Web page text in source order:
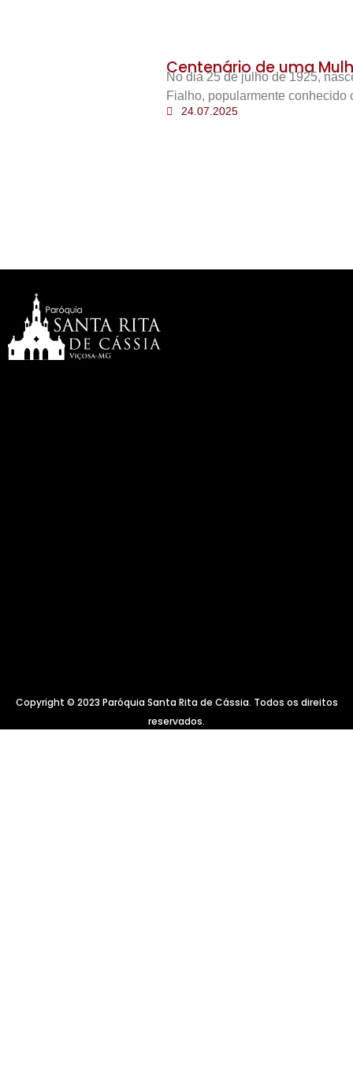
Centenário de uma
No dia 25 de julho de 1925,
Fialho, popularmente conhecido
24.07.2025
Copyright © 2023 Paróquia Santa Rita de Cássia. Todos os direitos
reservados.